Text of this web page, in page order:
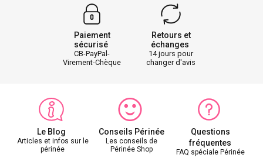
Paiement
sécurisé
CB-PayPal-
Virement-Chèque
Retours et
échanges
14 jours pour
changer d'avis
Le Blog
Articles et infos sur le
périnée
Conseils Périnée
Les conseils de
Périnée Shop
Questions
fréquentes
FAQ spéciale Périnée